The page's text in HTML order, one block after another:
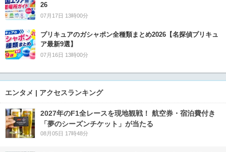
26
07月17日 13時00分
プリキュアのガシャポン全種類まとめ2026【名探偵プリキュ
ア最新9選】
07月16日 13時00分
エンタメ | アクセスランキング
2027年のF1全レースを現地観戦！ 航空券・宿泊費付き
「夢のシーズンチケット」が当たる
08月05日 17時48分